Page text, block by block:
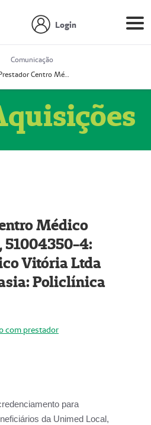
Login
Comunicação
Prestador Centro Médico Vitória Ltda, 51004350-4: Centro Médico Vitória Ltda (Nome Fantasia: Policlínica Master)
Médico
51004350-4:
Vitória Ltda
Policlínica
com prestador
para
da Unimed Local,